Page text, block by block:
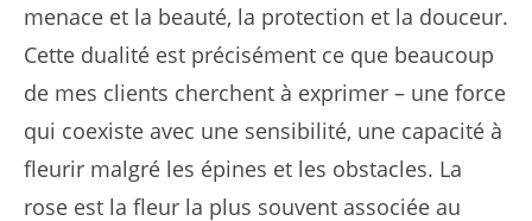
menace et la beauté, la protection et la douceur.
Cette dualité est précisément ce que beaucoup
de mes clients cherchent à exprimer – une force
qui coexiste avec une sensibilité, une capacité à
fleurir malgré les épines et les obstacles. La
rose est la fleur la plus souvent associée au